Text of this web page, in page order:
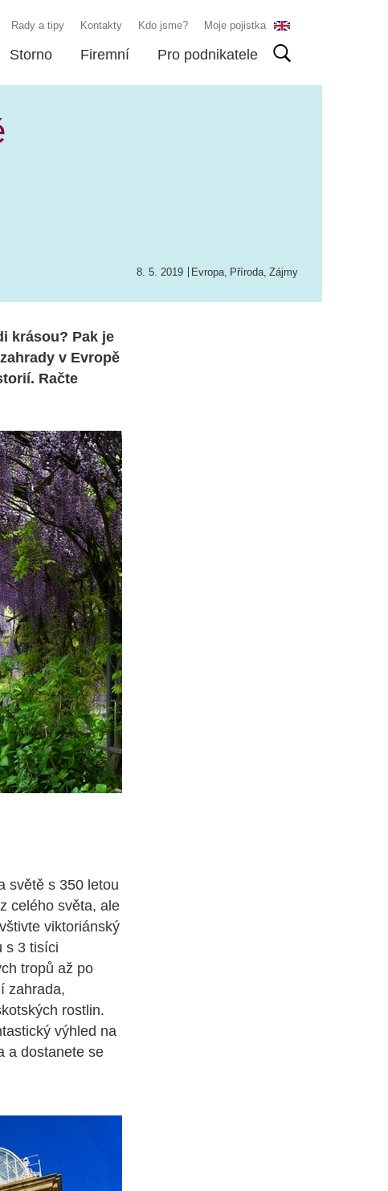
Rady a tipy Kontakty Kdo jsme? Moje pojistka
Storno Firemní Pro podnikatele
8. 5. 2019 Evropa, Příroda, Zájmy
krásou? Pak je
v Evropě
Račte
světě s 350 letou
celého světa, ale
viktoriánský
s 3 tisíci
tropů až po
zahrada,
rostlin.
výhled na
a dostanete se